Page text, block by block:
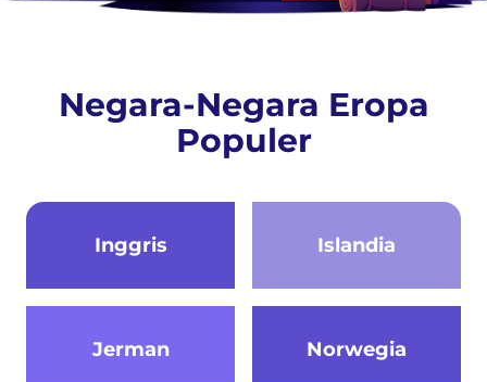
Negara-Negara Eropa
Populer
Inggris Islandia
Jerman Norwegia